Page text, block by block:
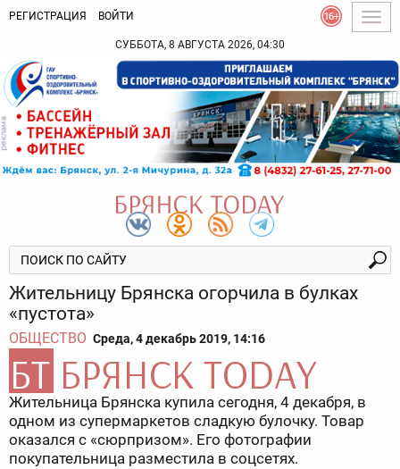
РЕГИСТРАЦИЯ ВОЙТИ
СУББОТА, 8 АВГУСТА 2026, 04:30
Жительницу Брянска огорчила в булках
«пустота»
ОБЩЕСТВО Среда, 4 декабрь 2019, 14:16
Жительница Брянска купила сегодня, 4 декабря, в
одном из супермаркетов сладкую булочку. Товар
оказался с «сюрпризом». Его фотографии
покупательница разместила в соцсетях.